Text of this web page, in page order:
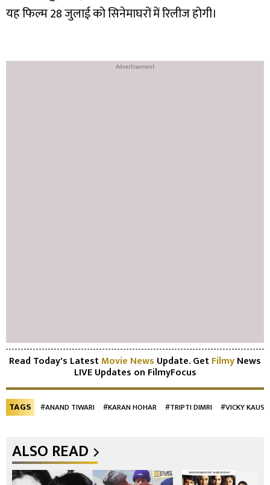
यह फिल्म 28 जुलाई को सिनेमाघरों में रिलीज होगी।
Read Today's LatestMovie News Update. GetFilmyNews
LIVE Updates on FilmyFocus
TAGS #ANAND TIWARI #KARAN HOHAR #TRIPTI DIMRI #VICKY
ALSO READ